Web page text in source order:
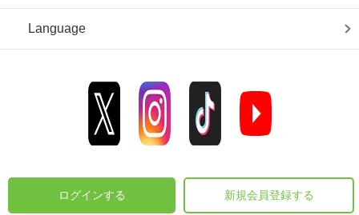
Language
ログインする 新規会員登録する